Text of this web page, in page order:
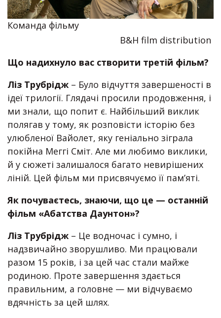
Команда фільму
B&H film distribution
Що надихнуло вас створити третій фільм?
Ліз Трубрідж – Було відчуття завершеності в
ідеї трилогії. Глядачі просили продовження, і
ми знали, що попит є. Найбільший виклик
полягав у тому, як розповісти історію без
улюбленої Вайолет, яку геніально зіграла
покійна Меггі Сміт. Але ми любимо виклики,
й у сюжеті залишалося багато невирішених
ліній. Цей фільм ми присвячуємо її пам’яті.
Як почуваєтесь, знаючи, що це — останній
фільм «Абатства Даунтон»?
Ліз Трубрідж – Це водночас і сумно, і
надзвичайно зворушливо. Ми працювали
разом 15 років, і за цей час стали майже
родиною. Проте завершення здається
правильним, а головне — ми відчуваємо
вдячність за цей шлях.